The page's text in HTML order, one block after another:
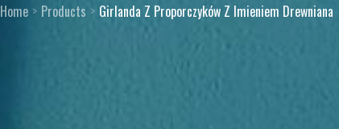
Home Products Girlanda Z Proporczyków Z Imieniem Drewniana